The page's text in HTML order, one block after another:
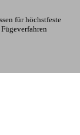
für höchstfeste